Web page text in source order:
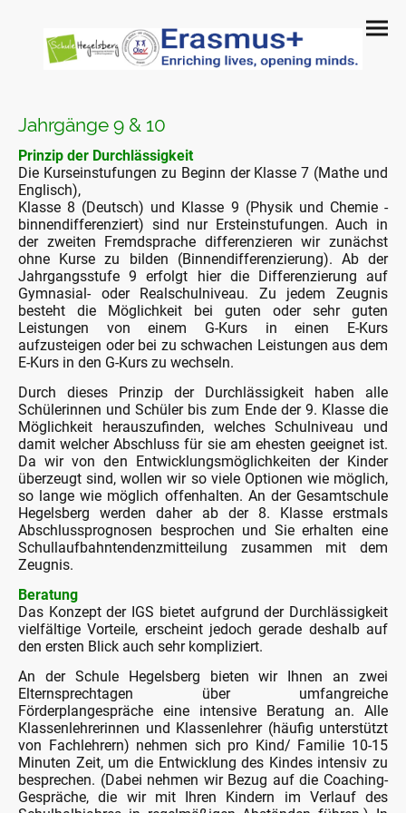
Jahrgänge 9 & 10
Prinzip der Durchlässigkeit
Die Kurseinstufungen zu Beginn der Klasse 7 (Mathe und
Englisch),
Klasse 8 (Deutsch) und Klasse 9 (Physik und Chemie -
binnendifferenziert) sind nur Ersteinstufungen. Auch in
der zweiten Fremdsprache differenzieren wir zunächst
ohne Kurse zu bilden (Binnendifferenzierung). Ab der
Jahrgangsstufe 9 erfolgt hier die Differenzierung auf
Gymnasial- oder Realschulniveau. Zu jedem Zeugnis
besteht die Möglichkeit bei guten oder sehr guten
Leistungen von einem G-Kurs in einen E-Kurs
aufzusteigen oder bei zu schwachen Leistungen aus dem
E-Kurs in den G-Kurs zu wechseln.
Durch dieses Prinzip der Durchlässigkeit haben alle
Schülerinnen und Schüler bis zum Ende der 9. Klasse die
Möglichkeit herauszufinden, welches Schulniveau und
damit welcher Abschluss für sie am ehesten geeignet ist.
Da wir von den Entwicklungsmöglichkeiten der Kinder
überzeugt sind, wollen wir so viele Optionen wie möglich,
so lange wie möglich offenhalten. An der Gesamtschule
Hegelsberg werden daher ab der 8. Klasse erstmals
Abschlussprognosen besprochen und Sie erhalten eine
Schullaufbahntendenzmitteilung zusammen mit dem
Zeugnis.
Beratung
Das Konzept der IGS bietet aufgrund der Durchlässigkeit
vielfältige Vorteile, erscheint jedoch gerade deshalb auf
den ersten Blick auch sehr kompliziert.
An der Schule Hegelsberg bieten wir Ihnen an zwei
Elternsprechtagen über umfangreiche
Förderplangespräche eine intensive Beratung an. Alle
Klassenlehrerinnen und Klassenlehrer (häufig unterstützt
von Fachlehrern) nehmen sich pro Kind/ Familie 10-15
Minuten Zeit, um die Entwicklung des Kindes intensiv zu
besprechen. (Dabei nehmen wir Bezug auf die Coaching-
Gespräche, die wir mit Ihren Kindern im Verlauf des